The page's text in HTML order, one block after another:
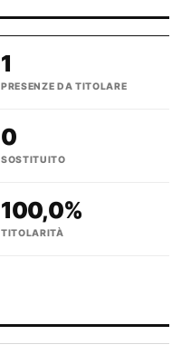
1
PRESENZE DA TITOLARE
0
SOSTITUITO
100,0%
TITOLARITÀ